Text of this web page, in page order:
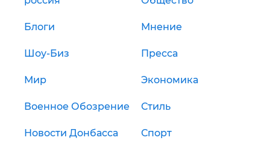
Блоги Мнение
Шоу-Биз Пресса
Мир Экономика
Военное Обозрение Стиль
Новости Донбасса Спорт